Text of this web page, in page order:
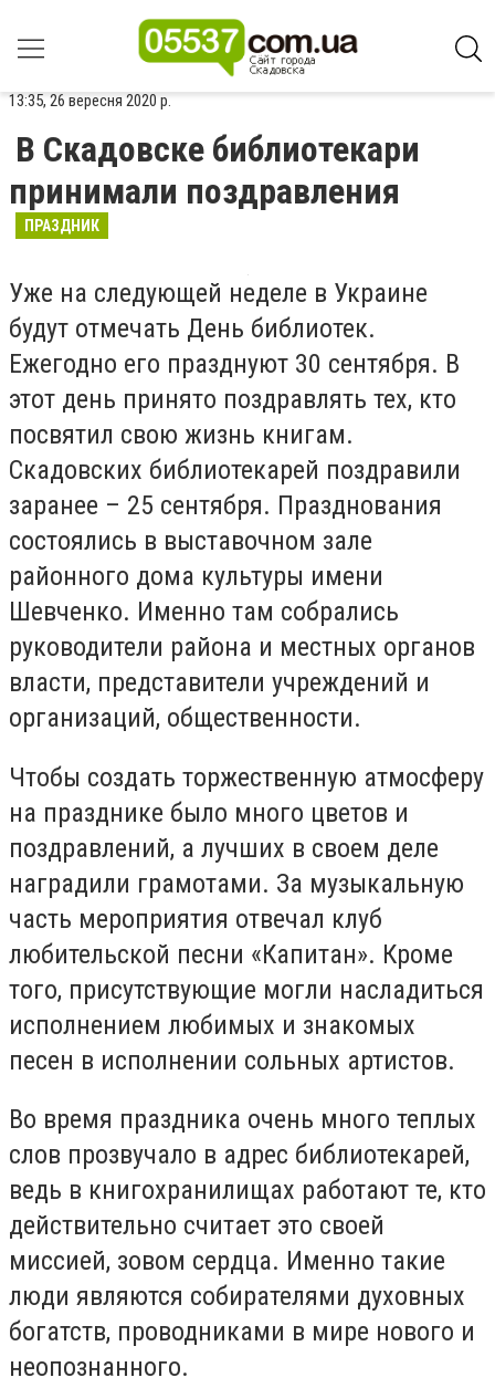
13:35, 26 вересня 2020 р.
В Скадовске библиотекари
принимали поздравления
ПРАЗДНИК
Уже на следующей неделе в Украине
будут отмечать День библиотек.
Ежегодно его празднуют 30 сентября. В
этот день принято поздравлять тех, кто
посвятил свою жизнь книгам.
Скадовских библиотекарей поздравили
заранее – 25 сентября. Празднования
состоялись в выставочном зале
районного дома культуры имени
Шевченко. Именно там собрались
руководители района и местных органов
власти, представители учреждений и
организаций, общественности.
Чтобы создать торжественную атмосферу
на празднике было много цветов и
поздравлений, а лучших в своем деле
наградили грамотами. За музыкальную
часть мероприятия отвечал клуб
любительской песни «Капитан». Кроме
того, присутствующие могли насладиться
исполнением любимых и знакомых
песен в исполнении сольных артистов.
Во время праздника очень много теплых
слов прозвучало в адрес библиотекарей,
ведь в книгохранилищах работают те, кто
действительно считает это своей
миссией, зовом сердца. Именно такие
люди являются собирателями духовных
богатств, проводниками в мире нового и
неопознанного.